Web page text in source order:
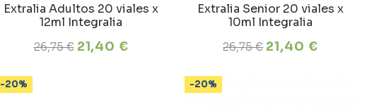
Extralia Adultos 20 viales x
12ml Integralia
26,75 € 21,40 €
Extralia Senior 20 viales x
10ml Integralia
26,75 € 21,40 €
-20% -20%